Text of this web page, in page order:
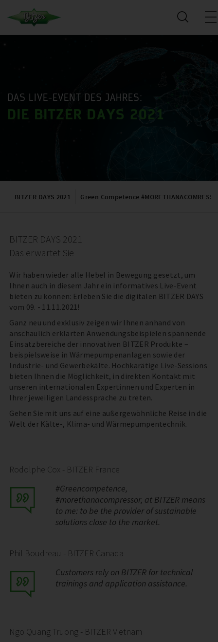
DAS LIVE-EVENT DES JAHRES:
DIE BITZER DAYS 2021
BITZER DAYS 2021 Green Competence
BITZER DAYS 2021
Das erwartet Sie
Wir haben wieder alle Hebel in Bewegung gesetzt, um
Ihnen auch in diesem Jahr ein informatives Live-Event
bieten zu können: Erleben Sie die digitalen BITZER DAYS
vom 09. - 11.11.2021!
Ganz neu und exklusiv zeigen wir Ihnen anhand von
anschaulich erklärten Anwendungsbeispielen spannende
Einsatzbereiche der innovativen BITZER Produkte –
beispielsweise in Wärmepumpenanlagen sowie der
Industrie- und Gewerbekälte. Hochkarätige Live-Sessions
bieten Ihnen die Möglichkeit, in direkten Kontakt mit
unseren internationalen Expertinnen und Experten in
Ihrer jeweiligen Landessprache zu treten.
Gehen Sie mit uns auf eine außergewöhnliche Reise in die
Welt der Kälte-, Klima- und Wärmepumpentechnik.
Rodolphe Cox - BITZER France
#Greencompetence,
#morethanacompressor, at BITZER means
to me: to be the provider of sustainable
solutions close to the market.
Phil Boudreau - BITZER Canada
Customers rely on BITZER for technical
trainings and application assistance.
Ngo Quang Truong - BITZER Vietnam